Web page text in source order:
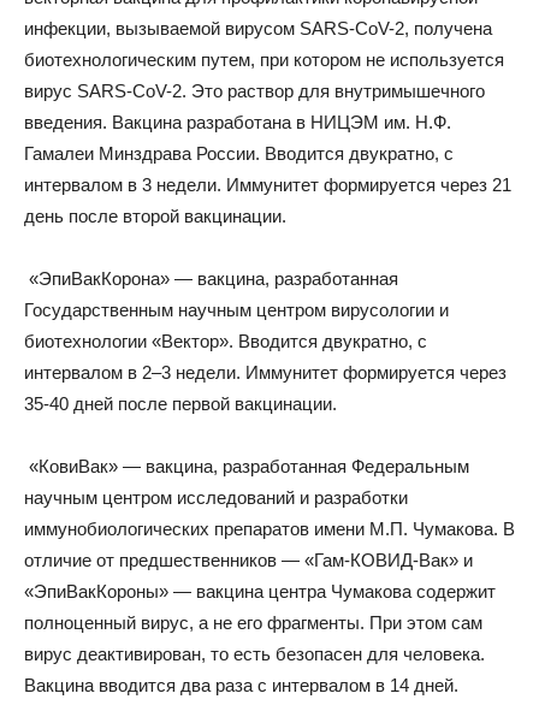
инфекции, вызываемой вирусом SARS-CoV-2, получена
биотехнологическим путем, при котором не используется
вирус SARS-CoV-2. Это раствор для внутримышечного
введения. Вакцина разработана в НИЦЭМ им. Н.Ф.
Гамалеи Минздрава России. Вводится двукратно, с
интервалом в 3 недели. Иммунитет формируется через 21
день после второй вакцинации.
«ЭпиВакКорона» — вакцина, разработанная
Государственным научным центром вирусологии и
биотехнологии «Вектор». Вводится двукратно, с
интервалом в 2–3 недели. Иммунитет формируется через
35-40 дней после первой вакцинации.
«КовиВак» — вакцина, разработанная Федеральным
научным центром исследований и разработки
иммунобиологических препаратов имени М.П. Чумакова. В
отличие от предшественников — «Гам-КОВИД-Вак» и
«ЭпиВакКороны» — вакцина центра Чумакова содержит
полноценный вирус, а не его фрагменты. При этом сам
вирус деактивирован, то есть безопасен для человека.
Вакцина вводится два раза с интервалом в 14 дней.